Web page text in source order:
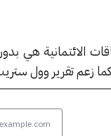
الائتمانية هي
زعم تقرير وول